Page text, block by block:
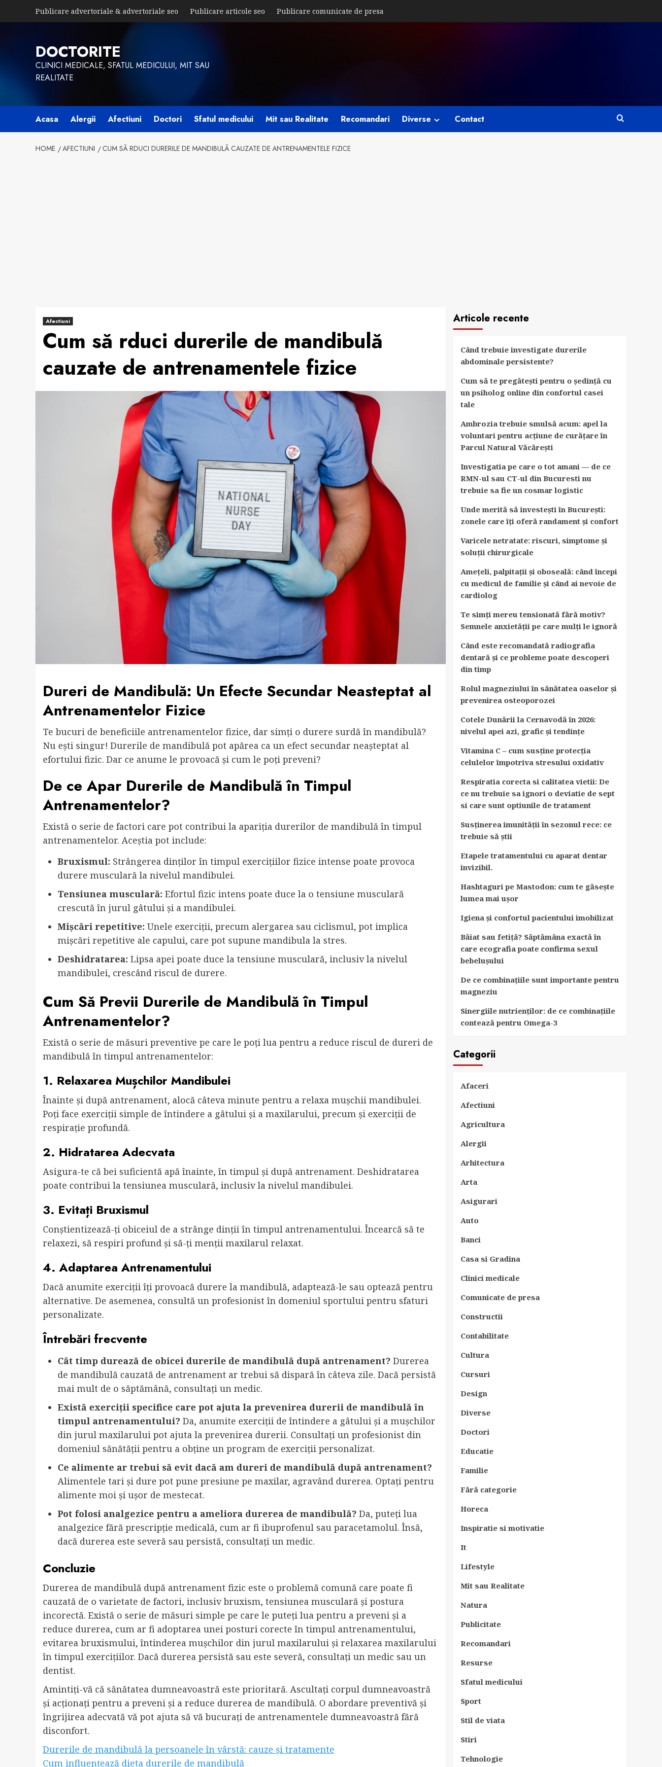
Publicare advertoriale & advertoriale seo Publicare articole seo Publicare comunicate de presa
DOCTORITE
CLINICI MEDICALE, SFATUL MEDICULUI, MIT SAU
REALITATE
Acasa Alergii Afectiuni Doctori Sfatul medicului Mit sau Realitate Recomandari Diverse Contact
HOME AFECTIUNI CUM SĂ RDUCI DURERILE DE MANDIBULĂ CAUZATE DE ANTRENAMENTELE FIZICE
Afectiuni
Cum să rduci durerile de mandibulă
cauzate de antrenamentele fizice
Dureri de Mandibulă: Un Efecte Secundar Neasteptat al
Antrenamentelor Fizice
Te bucuri de beneficiile antrenamentelor fizice, dar simți o durere surdă în mandibulă?
Nu ești singur! Durerile de mandibulă pot apărea ca un efect secundar neașteptat al
efortului fizic. Dar ce anume le provoacă și cum le poți preveni?
De ce Apar Durerile de Mandibulă în Timpul
Antrenamentelor?
Există o serie de factori care pot contribui la apariția durerilor de mandibulă în timpul
antrenamentelor. Aceștia pot include:
Bruxismul: Strângerea dinților în timpul exercițiilor fizice intense poate provoca
durere musculară la nivelul mandibulei.
Tensiunea musculară: Efortul fizic intens poate duce la o tensiune musculară
crescută în jurul gâtului și a mandibulei.
Mișcări repetitive: Unele exerciții, precum alergarea sau ciclismul, pot implica
mișcări repetitive ale capului, care pot supune mandibula la stres.
Deshidratarea: Lipsa apei poate duce la tensiune musculară, inclusiv la nivelul
mandibulei, crescând riscul de durere.
Cum Să Previi Durerile de Mandibulă în Timpul
Antrenamentelor?
Există o serie de măsuri preventive pe care le poți lua pentru a reduce riscul de dureri de
mandibulă în timpul antrenamentelor:
1. Relaxarea Mușchilor Mandibulei
Înainte și după antrenament, alocă câteva minute pentru a relaxa mușchii mandibulei.
Poți face exerciții simple de întindere a gâtului și a maxilarului, precum și exerciții de
respirație profundă.
2. Hidratarea Adecvata
Asigura-te că bei suficientă apă înainte, în timpul și după antrenament. Deshidratarea
poate contribui la tensiunea musculară, inclusiv la nivelul mandibulei.
3. Evitați Bruxismul
Conștientizează-ți obiceiul de a strânge dinții în timpul antrenamentului. Încearcă să te
relaxezi, să respiri profund și să-ți menții maxilarul relaxat.
4. Adaptarea Antrenamentului
Dacă anumite exerciții îți provoacă durere la mandibulă, adaptează-le sau optează pentru
alternative. De asemenea, consultă un profesionist în domeniul sportului pentru sfaturi
personalizate.
Întrebări frecvente
Cât timp durează de obicei durerile de mandibulă după antrenament? Durerea
de mandibulă cauzată de antrenament ar trebui să dispară în câteva zile. Dacă persistă
mai mult de o săptămână, consultați un medic.
Există exerciții specifice care pot ajuta la prevenirea durerii de mandibulă în
timpul antrenamentului? Da, anumite exerciții de întindere a gâtului și a mușchilor
din jurul maxilarului pot ajuta la prevenirea durerii. Consultați un profesionist din
domeniul sănătății pentru a obține un program de exerciții personalizat.
Ce alimente ar trebui să evit dacă am dureri de mandibulă după antrenament?
Alimentele tari și dure pot pune presiune pe maxilar, agravând durerea. Optați pentru
alimente moi și ușor de mestecat.
Pot folosi analgezice pentru a ameliora durerea de mandibulă? Da, puteți lua
analgezice fără prescripție medicală, cum ar fi ibuprofenul sau paracetamolul. Însă,
dacă durerea este severă sau persistă, consultați un medic.
Concluzie
Durerea de mandibulă după antrenament fizic este o problemă comună care poate fi
cauzată de o varietate de factori, inclusiv bruxism, tensiunea musculară și postura
incorectă. Există o serie de măsuri simple pe care le puteți lua pentru a preveni și a
reduce durerea, cum ar fi adoptarea unei posturi corecte în timpul antrenamentului,
evitarea bruxismului, întinderea mușchilor din jurul maxilarului și relaxarea maxilarului
în timpul exercițiilor. Dacă durerea persistă sau este severă, consultați un medic sau un
dentist.
Amintiți-vă că sănătatea dumneavoastră este prioritară. Ascultați corpul dumneavoastră
și acționați pentru a preveni și a reduce durerea de mandibulă. O abordare preventivă și
îngrijirea adecvată vă pot ajuta să vă bucurați de antrenamentele dumneavoastră fără
disconfort.
Durerile de mandibulă la persoanele în vârstă: cauze și tratamente
Cum influențează dieta durerile de mandibulă
Articole recente
Când trebuie investigate durerile
abdominale persistente?
Cum să te pregătești pentru o ședință cu
un psiholog online din confortul casei
tale
Ambrozia trebuie smulsă acum: apel la
voluntari pentru acțiune de curățare în
Parcul Natural Văcărești
Investigatia pe care o tot amani — de ce
RMN-ul sau CT-ul din Bucuresti nu
trebuie sa fie un cosmar logistic
Unde merită să investești în București:
zonele care îți oferă randament și confort
Varicele netratate: riscuri, simptome și
soluții chirurgicale
Amețeli, palpitații și oboseală: când începi
cu medicul de familie și când ai nevoie de
cardiolog
Te simți mereu tensionată fără motiv?
Semnele anxietății pe care mulți le ignoră
Când este recomandată radiografia
dentară și ce probleme poate descoperi
din timp
Rolul magneziului în sănătatea oaselor și
prevenirea osteoporozei
Cotele Dunării la Cernavodă în 2026:
nivelul apei azi, grafic și tendințe
Vitamina C – cum susține protecția
celulelor împotriva stresului oxidativ
Respiratia corecta si calitatea vietii: De
ce nu trebuie sa ignori o deviatie de sept
si care sunt optiunile de tratament
Susținerea imunității în sezonul rece: ce
trebuie să știi
Etapele tratamentului cu aparat dentar
invizibil.
Hashtaguri pe Mastodon: cum te găsește
lumea mai ușor
Igiena și confortul pacientului imobilizat
Băiat sau fetiță? Săptămâna exactă în
care ecografia poate confirma sexul
bebelușului
De ce combinațiile sunt importante pentru
magneziu
Sinergiile nutrienților: de ce combinațiile
contează pentru Omega-3
Categorii
Afaceri
Afectiuni
Agricultura
Alergii
Arhitectura
Arta
Asigurari
Auto
Banci
Casa si Gradina
Clinici medicale
Comunicate de presa
Constructii
Contabilitate
Cultura
Cursuri
Design
Diverse
Doctori
Educatie
Familie
Fără categorie
Horeca
Inspiratie si motivatie
It
Lifestyle
Mit sau Realitate
Natura
Publicitate
Recomandari
Resurse
Sfatul medicului
Sport
Stil de viata
Stiri
Tehnologie